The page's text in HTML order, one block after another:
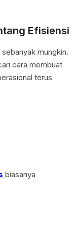
Efisiensi
mungkin.
cara membuat
terus
biasanya